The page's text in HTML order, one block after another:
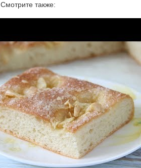
Смотрите также: